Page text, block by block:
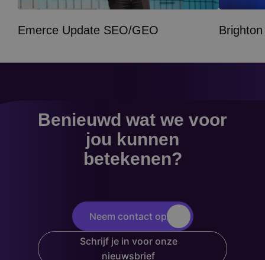
Emerce Update SEO/GEO
Benieuwd wat we voor
jou kunnen
betekenen?
Neem contact op
Schrijf je in voor onze
nieuwsbrief